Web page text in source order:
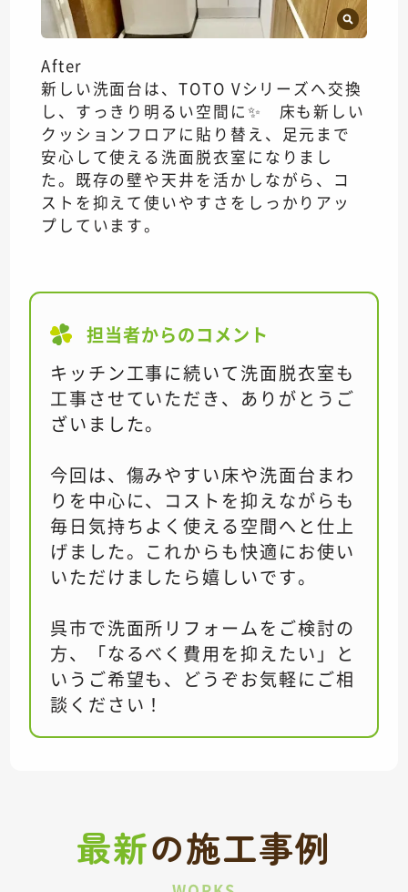
After
新しい洗面台は、TOTO Vシリーズへ交換
し、すっきり明るい空間に✨ 床も新しい
クッションフロアに貼り替え、足元まで
安心して使える洗面脱衣室になりまし
た。既存の壁や天井を活かしながら、コ
ストを抑えて使いやすさをしっかりアッ
プしています。
担当者からのコメント
キッチン工事に続いて洗面脱衣室も
工事させていただき、ありがとうご
ざいました。
今回は、傷みやすい床や洗面台まわ
りを中心に、コストを抑えながらも
毎日気持ちよく使える空間へと仕上
げました。これからも快適にお使い
いただけましたら嬉しいです。
呉市で洗面所リフォームをご検討の
方、「なるべく費用を抑えたい」と
いうご希望も、どうぞお気軽にご相
談ください！
最新の施工事例